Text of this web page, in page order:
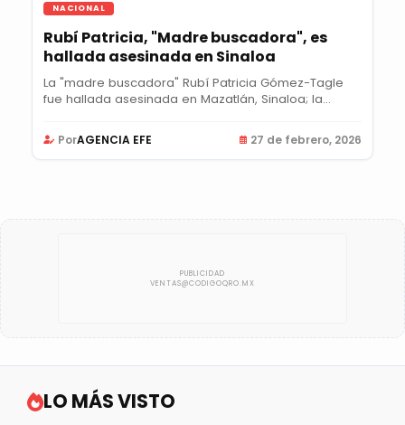
NACIONAL
Rubí Patricia, "Madre buscadora", es
hallada asesinada en Sinaloa
La "madre buscadora" Rubí Patricia Gómez-Tagle
fue hallada asesinada en Mazatlán, Sinaloa; la...
PorAGENCIA EFE 27 de febrero, 2026
LO MÁS VISTO